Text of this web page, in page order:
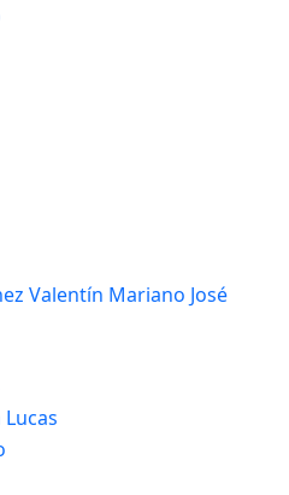
Valentín Mariano José